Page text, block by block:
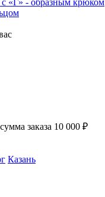
заказа 10 000 ₽
Казань